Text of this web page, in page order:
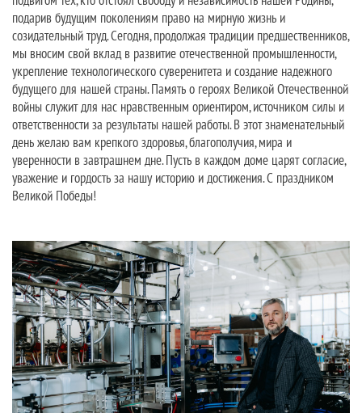
подарив будущим поколениям право на мирную жизнь и
созидательный труд. Сегодня, продолжая традиции предшественников,
мы вносим свой вклад в развитие отечественной промышленности,
укрепление технологического суверенитета и создание надежного
будущего для нашей страны. Память о героях Великой Отечественной
войны служит для нас нравственным ориентиром, источником силы и
ответственности за результаты нашей работы. В этот знаменательный
день желаю вам крепкого здоровья, благополучия, мира и
уверенности в завтрашнем дне. Пусть в каждом доме царят согласие,
уважение и гордость за нашу историю и достижения. С праздником
Великой Победы!